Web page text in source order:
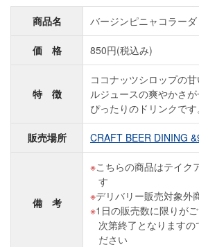
商品名 バージンピニャコラーダ
価 格 850円(税込み)
特 徴
ココナッツシロップの
ルジュースの爽やかさ
ぴったりのドリンクです
販売場所 CRAFT BEER DINING
備 考
こちらの商品はテイク
す
デリバリー販売対象外
1日の販売数に限りが
次第終了となりますの
ださい